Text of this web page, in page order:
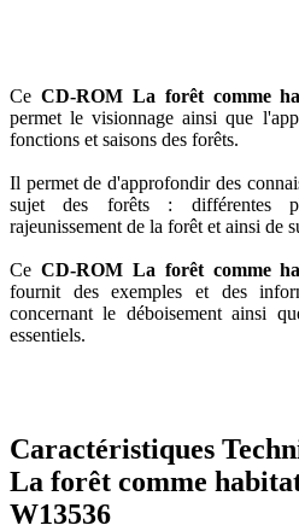
Ce CD-ROM La forêt comme
permet le visionnage ainsi que
fonctions et saisons des forêts.
Il permet de d'approfondir des
sujet des forêts : différentes
rajeunissement de la forêt et ainsi de
Ce CD-ROM La forêt comme
fournit des exemples et des
concernant le déboisement ainsi
essentiels.
Caractéristiques
La forêt comme
W13536